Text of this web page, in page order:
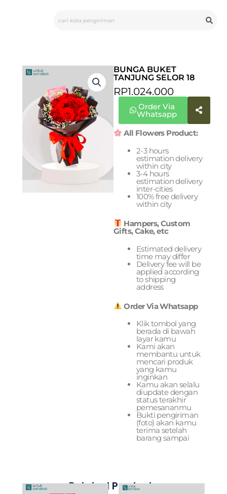
BUNGA BUKET
TANJUNG SELOR 18
RP1.024.000
Order Via
Whatsapp
All Flowers Product:
2-3 hours
estimation delivery
within city
3-4 hours
estimation delivery
inter-cities
100% free delivery
within city
Hampers, Custom
Gifts, Cake, etc
Estimated delivery
time may differ
Delivery fee will be
applied according
to shipping
address
Order Via Whatsapp
Klik tombol yang
berada di bawah
layar kamu
Kami akan
membantu untuk
mencari produk
yang kamu
inginkan
Kamu akan selalu
diupdate dengan
status terakhir
pemesananmu
Bukti pengiriman
(foto) akan kamu
terima setelah
barang sampai
Related Products